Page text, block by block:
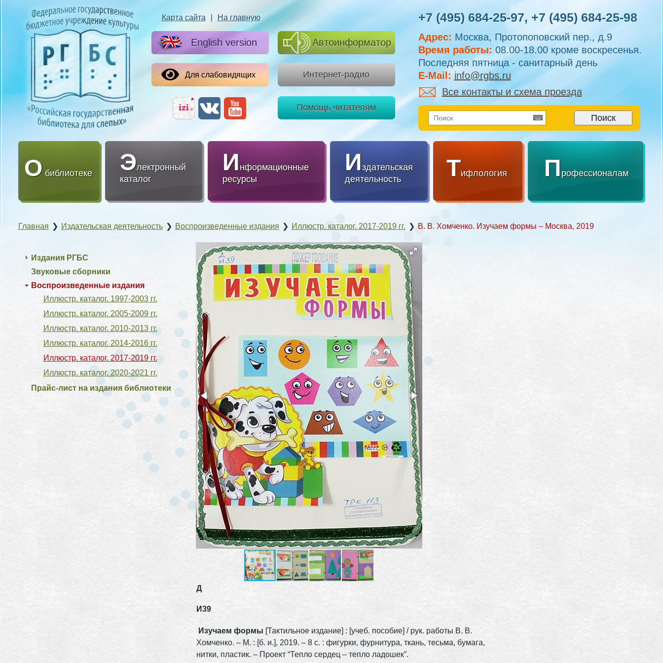
Карта сайта На главную
English version
Для слабовидящих
Автоинформатор
Интернет-радио
Помощь читателям
+7 (495) 684-25-97, +7 (495) 684-25-98
Адрес: Москва, Протопоповский пер., д.9
Время работы: 08.00-18.00 кроме воскресенья.
Последняя пятница - санитарный день
E-Mail: info@rgbs.ru
Все контакты и схема проезда
О библиотеке Электронный
каталог
Информационные
ресурсы
Издательская
деятельность
Тифлология Профессионалам
Главная ❯ Издательская деятельность ❯ Воспроизведенные издания ❯ Иллюстр. каталог. 2017-2019 гг. ❯ В. В. Хомченко. Изучаем формы – Москва, 2019
Д
И39
Изучаем формы [Тактильное издание] : [учеб. пособие] / рук. работы В. В.
Хомченко. – М. : [б. и.], 2019. – 8 с. : фигурки, фурнитура, ткань, тесьма, бумага,
нитки, пластик. – Проект “Тепло сердец – тепло ладошек”.
Издания РГБС
Звуковые сборники
Воспроизведенные издания
Иллюстр. каталог. 1997-2003 гг.
Иллюстр. каталог. 2005-2009 гг.
Иллюстр. каталог. 2010-2013 гг.
Иллюстр. каталог. 2014-2016 гг.
Иллюстр. каталог. 2017-2019 гг.
Иллюстр. каталог. 2020-2021 гг.
Прайс-лист на издания библиотеки